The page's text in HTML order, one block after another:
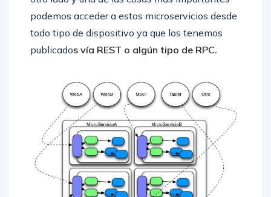
podemos acceder a estos microservicios desde
todo tipo de dispositivo ya que los tenemos
publicados vía REST o algún tipo de RPC.